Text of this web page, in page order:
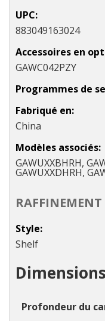
UPC
883049163024
Accessoires en
GAWC042PZY
Programmes de
Fabriqué en
China
Modèles associés
GAWUXXBHRH,
GAWUXXDHRH,
RAFFINEMENT
Style
Shelf
Dimensions
Profondeur du